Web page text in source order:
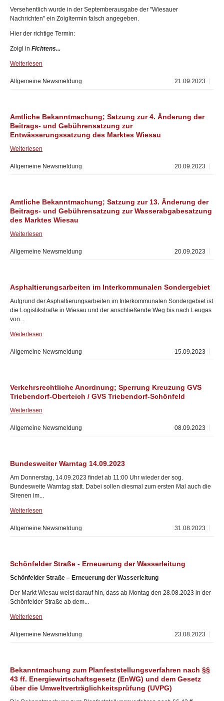
Versehentlich wurde in der Septemberausgabe der "Wiesauer
Nachrichten" ein Zoigltermin falsch angegeben.
Hier der richtige Termin:
Zoigl in Fichtens...
Weiterlesen
21.09.2023
Allgemeine Newsmeldung
Amtliche Bekanntmachung; Satzung zur 4. Änderung der
Beitrags- und Gebührensatzung zur
Entwässerungssatzung des Marktes Wiesau
Weiterlesen
20.09.2023
Allgemeine Newsmeldung
Amtliche Bekanntmachung; Satzung zur 13. Änderung der
Beitrags- und Gebührensatzung zur Wasserabgabesatzung
des Marktes Wiesau
Weiterlesen
20.09.2023
Allgemeine Newsmeldung
Asphaltierungsarbeiten im Interkommunalen Sondergebiet
Aufgrund der Asphaltierungsarbeiten im Interkommunalen Sondergebiet ist
die Logistikstraße in Wiesau und der anschließende Weg bis nach Leugas
von...
Weiterlesen
15.09.2023
Allgemeine Newsmeldung
Verkehrsrechtliche Anordnung; Sperrung Kreuzung GVS
Triebendorf-Oberteich / GVS Triebendorf-Schönfeld
Weiterlesen
08.09.2023
Allgemeine Newsmeldung
Bundesweiter Warntag 14.09.2023
Am Donnerstag, 14.09.2023 findet ab 11:00 Uhr wieder der sog.
Bundesweite Warntag statt. Dabei sollen diesmal zum ersten Mal auch die
Sirenen im...
Weiterlesen
31.08.2023
Allgemeine Newsmeldung
Schönfelder Straße - Erneuerung der Wasserleitung
Schönfelder Straße – Erneuerung der Wasserleitung
Der Markt Wiesau weist darauf hin, dass ab Montag den 28.08.2023 in der
Schönfelder Straße ab dem...
Weiterlesen
23.08.2023
Allgemeine Newsmeldung
Bekanntmachung zum Planfeststellungsverfahren nach §§
43 ff. Energiewirtschaftsgesetz (EnWG) und dem Gesetz
über die Umweltverträglichkeitsprüfung (UVPG)